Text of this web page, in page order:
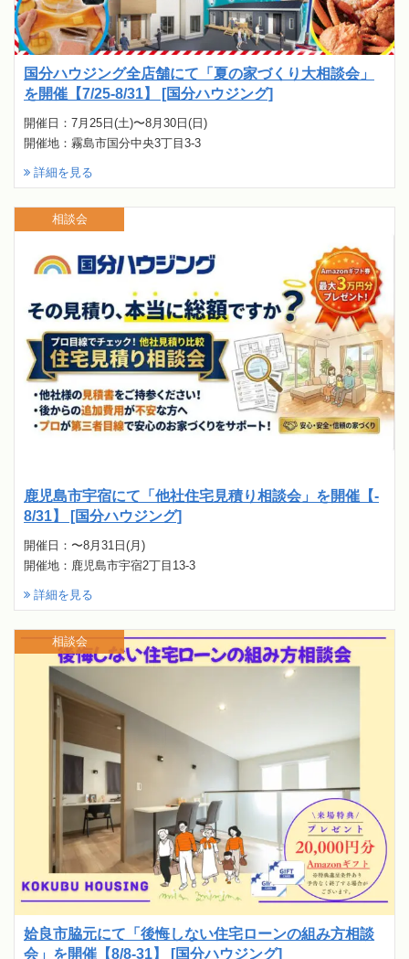
国分ハウジング全店舗にて「夏の家づくり大相談会」
を開催【7/25-8/31】 [国分ハウジング]
開催日：7月25日(土)〜8月30日(日)
開催地：霧島市国分中央3丁目3-3
詳細を見る
鹿児島市宇宿にて「他社住宅見積り相談会」を開催【-
8/31】 [国分ハウジング]
開催日：〜8月31日(月)
開催地：鹿児島市宇宿2丁目13-3
詳細を見る
相談会
姶良市脇元にて「後悔しない住宅ローンの組み方相談
会」を開催【8/8-31】 [国分ハウジング]
相談会